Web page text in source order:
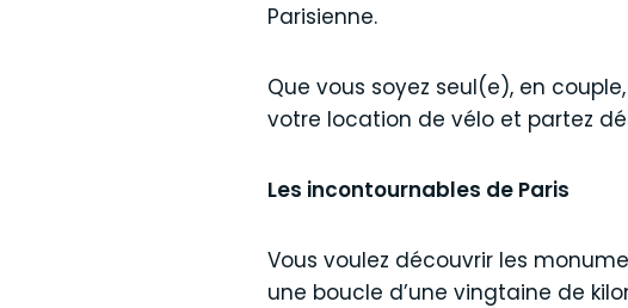
Parisienne.
Que vous soyez seul(e), en
votre location de vélo et partez
Les incontournables de Paris
Vous voulez découvrir les
une boucle d’une vingtaine de